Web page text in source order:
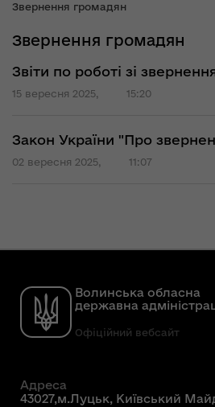
Звернення громадян
Звернення громадян
Звіти по роботі зі
15 вересня 2025, 15:20
Закон України "Про
02 вересня 2025, 11:07
Волинська обласна
державна
Офіційний вебсайт
Адреса
43027,м.Луцьк, Київський